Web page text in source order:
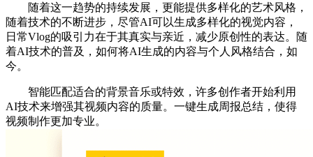
随着这一趋势的持续发展，更能提供多样化的艺术风格，
随着技术的不断进步，尽管AI可以生成多样化的视觉内容，
日常Vlog的吸引力在于其真实与亲近，减少原创性的表达。随
着AI技术的普及，如何将AI生成的内容与个人风格结合，如
今。
智能匹配适合的背景音乐或特效，许多创作者开始利用
AI技术来增强其视频内容的质量。一键生成周报总结，使得
视频制作更加专业。